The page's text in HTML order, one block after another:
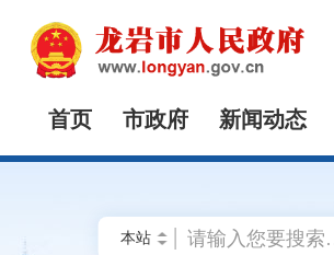
首页 市政府 新闻动态